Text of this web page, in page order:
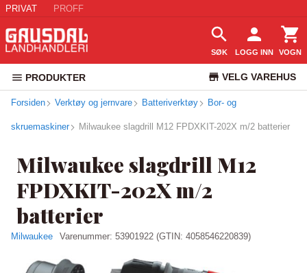
PRIVAT PROFF
SØK LOGG INN VOGN
PRODUKTER VELG VAREHUS
KUNDESERVICE
Forsiden Verktøy og jernvare Batteriverktøy Bor- og
skruemaskiner Milwaukee slagdrill M12 FPDXKIT-202X m/2 batterier
Milwaukee slagdrill M12
FPDXKIT-202X m/2
batterier
Milwaukee Varenummer: 53901922 (GTIN: 4058546220839)